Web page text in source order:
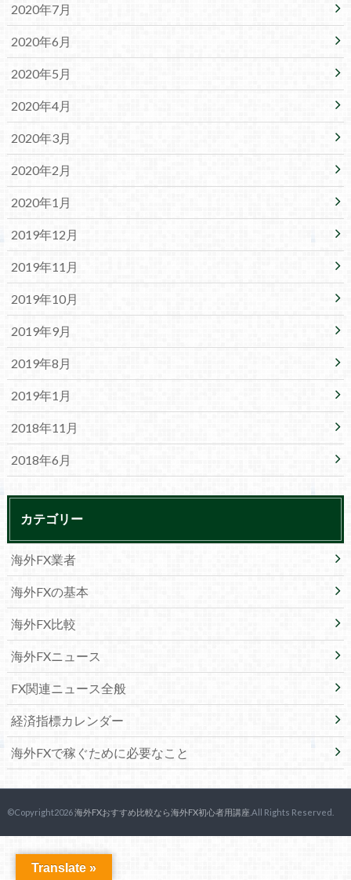
2020年7月
2020年6月
2020年5月
2020年4月
2020年3月
2020年2月
2020年1月
2019年12月
2019年11月
2019年10月
2019年9月
2019年8月
2019年1月
2018年11月
2018年6月
カテゴリー
海外FX業者
海外FXの基本
海外FX比較
海外FXニュース
FX関連ニュース全般
経済指標カレンダー
海外FXで稼ぐために必要なこと
©Copyright2026海外FXおすすめ比較なら海外FX初心者用講座 .All Rights Reserved.
Translate »